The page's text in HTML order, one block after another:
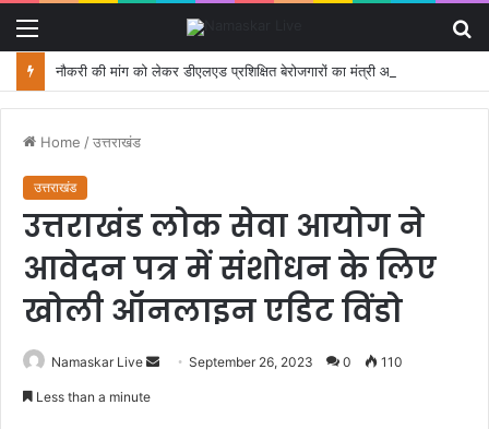
Home /उत्तराखंड
उत्तराखंड
उत्तराखंड लोक सेवा आयोग ने
आवेदन पत्र में संशोधन के लिए
खोली ऑनलाइन एडिट विंडो
Namaskar Live September 26, 2023 0 110
Less than a minute